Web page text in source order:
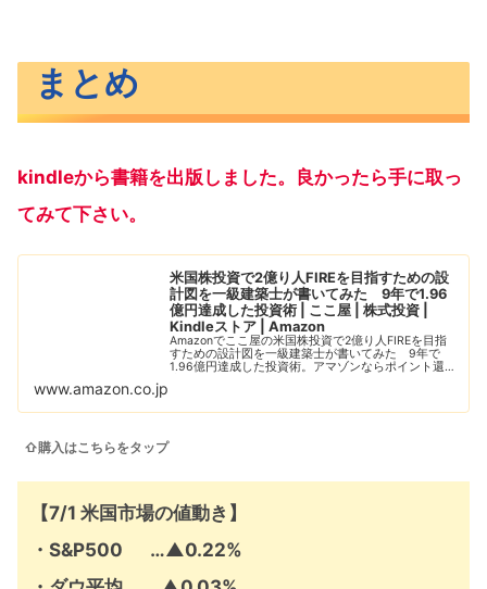
まとめ
kindleから書籍を出版しました。良かったら手に取っ
てみて下さい。
米国株投資で2億り人FIREを目指すための設
計図を一級建築士が書いてみた 9年で1.96
億円達成した投資術 | ここ屋 | 株式投資 |
Kindleストア | Amazon
Amazonでここ屋の米国株投資で2億り人FIREを目指
すための設計図を一級建築士が書いてみた 9年で
1.96億円達成した投資術。アマゾンならポイント還元
www.amazon.co.jp
⇧購入はこちらをタップ
【7/1 米国市場の値動き】
・ S&P500 …▲0.22%